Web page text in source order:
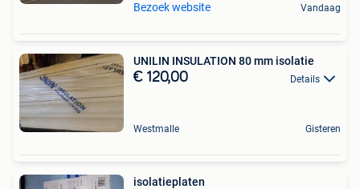
Bezoek website Vandaag
UNILIN INSULATION 80 mm isolatie
€ 120,00 Details
Westmalle Gisteren
isolatieplaten